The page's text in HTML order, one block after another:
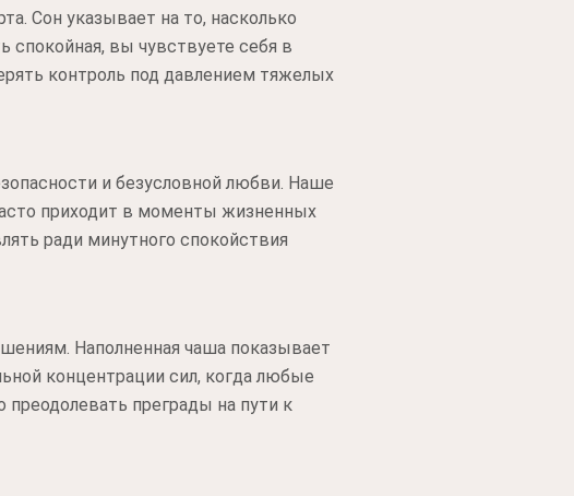
Сон указывает на то, насколько
вы чувствуете себя в
контроль под давлением тяжелых
и безусловной любви. Наше
приходит в моменты жизненных
ради минутного спокойствия
Наполненная чаша показывает
концентрации сил, когда любые
преграды на пути к